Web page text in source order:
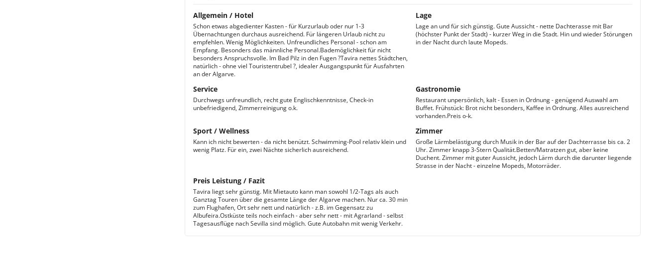
Allgemein / Hotel
Schon etwas abgedienter Kasten - für Kurzurlaub oder nur 1-3
Übernachtungen durchaus ausreichend. Für längeren Urlaub nicht zu
empfehlen. Wenig Möglichkeiten. Unfreundliches Personal - schon am
Empfang. Besonders das männliche Personal.Bademöglichkeit für nicht
besonders Anspruchsvolle. Im Bad Pilz in den Fugen ?Tavira nettes Städtchen,
natürlich - ohne viel Touristentrubel ?, idealer Ausgangspunkt für Ausfahrten
an der Algarve.
Lage
Lage an und für sich günstig. Gute Aussicht - nette Dachterasse mit Bar
(höchster Punkt der Stadt) - kurzer Weg in die Stadt. Hin und wieder Störungen
in der Nacht durch laute Mopeds.
Service
Durchwegs unfreundlich, recht gute Englischkenntnisse, Check-in
unbefriedigend, Zimmerreinigung o.k.
Gastronomie
Restaurant unpersönlich, kalt - Essen in Ordnung - genügend Auswahl am
Buffet. Frühstück: Brot nicht besonders, Kaffee in Ordnung. Alles ausreichend
vorhanden.Preis o-k.
Sport / Wellness
Kann ich nicht bewerten - da nicht benützt. Schwimming-Pool relativ klein und
wenig Platz. Für ein, zwei Nächte sicherlich ausreichend.
Zimmer
Große Lärmbelästigung durch Musik in der Bar auf der Dachterrasse bis ca. 2
Uhr. Zimmer knapp 3-Stern Qualität.Betten/Matratzen gut, aber keine
Duchent. Zimmer mit guter Aussicht, jedoch Lärm durch die darunter liegende
Strasse in der Nacht - einzelne Mopeds, Motorräder.
Preis Leistung / Fazit
Tavira liegt sehr günstig. Mit Mietauto kann man sowohl 1/2-Tags als auch
Ganztag Touren über die gesamte Länge der Algarve machen. Nur ca. 30 min
zum Flughafen, Ort sehr nett und natürlich - z.B. im Gegensatz zu
Albufeira.Ostküste teils noch einfach - aber sehr nett - mit Agrarland - selbst
Tagesausflüge nach Sevilla sind möglich. Gute Autobahn mit wenig Verkehr.